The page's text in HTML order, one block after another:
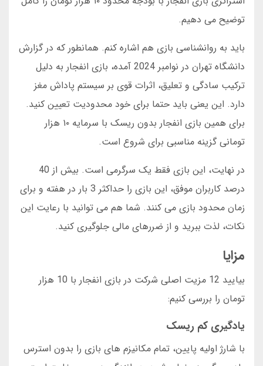
توضیح می دهیم.
باید به روانشناسی بازی هم اشاره کنم. همانطور که در گزارش
دانشگاه تهران در نوامبر 2024 آمده، بازی انفجار به دلیل
ترکیب سادگی و تعلیق، اثرات قوی بر سیستم پاداش مغز
دارد. این یعنی باید حتما برای خود محدودیت تعیین کنید.
برای همین بازی انفجار بدون ریسک با سرمایه ۱۰ هزار
تومانی گزینه مناسبی برای شروع است.
در نهایت، این بازی فقط یک سرگرمی است. بیش از 40
درصد کاربران موفق، این بازی را حداکثر 3 بار در هفته و برای
زمان محدود بازی می کنند. شما هم می توانید با رعایت این
نکات، لذت ببرید و از ضررهای مالی جلوگیری کنید.
مزایا
بیایید 12 مزیت اصلی شرکت در بازی انفجار با 10 هزار
تومان را بررسی کنیم:
یادگیری کم ریسک
با شارژ اولیه پایین، تمام مکانیزم های بازی را بدون استرس